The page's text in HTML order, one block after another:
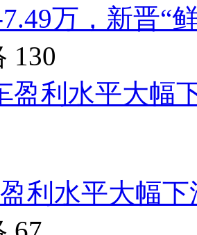
万，新晋“
130
盈利水平大幅
利水平大幅下